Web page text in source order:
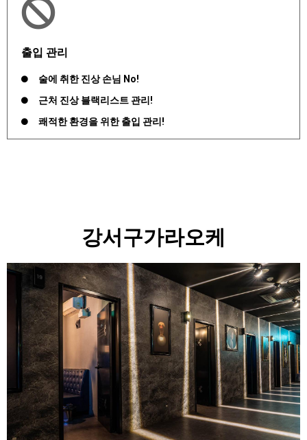
출입 관리
술에 취한 진상 손님 No!
근처 진상 블랙리스트 관리!
쾌적한 환경을 위한 출입 관리!
강서구가라오케